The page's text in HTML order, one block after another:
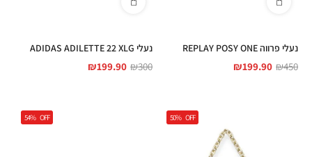
נעלי פרווה REPLAY POSY ONE
₪450
₪199.90
נעלי ADIDAS ADILETTE 22 XLG
₪300
₪199.90
50% OFF
54% OFF